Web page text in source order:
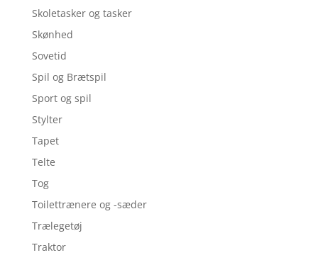
Skoletasker og tasker
Skønhed
Sovetid
Spil og Brætspil
Sport og spil
Stylter
Tapet
Telte
Tog
Toilettrænere og -sæder
Trælegetøj
Traktor